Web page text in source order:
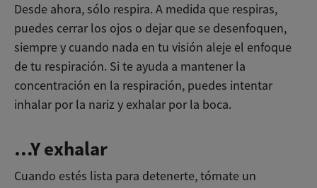
Desde ahora, sólo respira. A medida que respiras,
puedes cerrar los ojos o dejar que se desenfoquen,
siempre y cuando nada en tu visión aleje el enfoque
de tu respiración. Si te ayuda a mantener la
concentración en la respiración, puedes intentar
inhalar por la nariz y exhalar por la boca.
…Y exhalar
Cuando estés lista para detenerte, tómate un